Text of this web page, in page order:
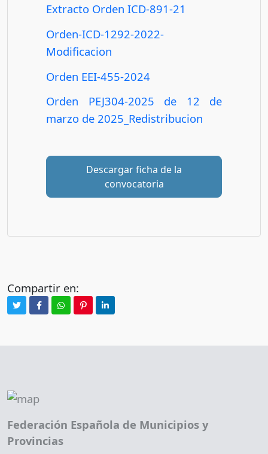
Extracto Orden ICD-891-21
Orden-ICD-1292-2022-
Modificacion
Orden EEI-455-2024
Orden PEJ304-2025 de 12 de
marzo de 2025_Redistribucion
Descargar ficha de la
convocatoria
Compartir en:
Federación Española de Municipios y
Provincias